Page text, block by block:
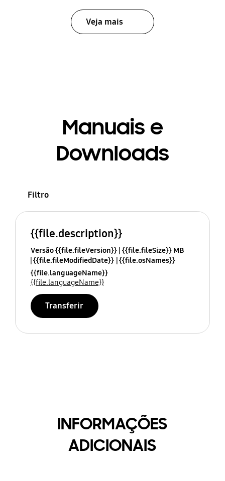
Veja mais
Manuais e
Downloads
Filtro
{{file.description}}
Versão {{file.fileVersion}} {{file.fileSize}} MB
{{file.fileModifiedDate}} {{file.osNames}}
{{file.languageName}}
{{file.languageName}}
Transferir
INFORMAÇÕES
ADICIONAIS